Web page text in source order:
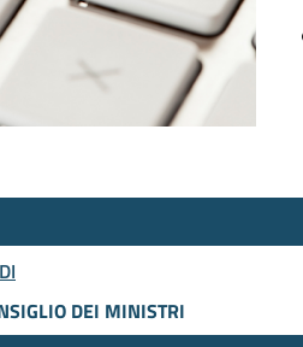
DEI MINISTRI